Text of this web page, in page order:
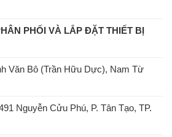
PHỐI VÀ LẮP ĐẶT THIẾT BỊ
Văn Bô (Trần Hữu Dực), Nam Từ
Nguyễn Cửu Phú, P. Tân Tạo, TP.